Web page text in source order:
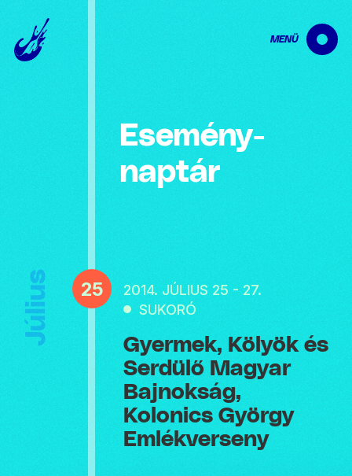
MENÜ
Esemény­
naptár
Július 25
2014. JÚLIUS 25 - 27.
SUKORÓ
Gyermek, Kölyök és
Serdülő Magyar
Bajnokság,
Kolonics György
Emlékverseny